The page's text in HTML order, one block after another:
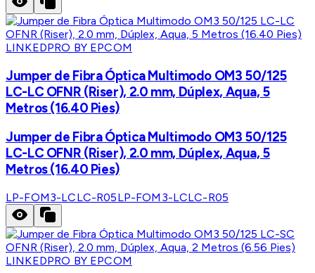
LINKEDPRO BY EPCOM
Jumper de Fibra Óptica Multimodo OM3 50/125
LC-LC OFNR (Riser), 2.0 mm, Dúplex, Aqua, 5
Metros (16.40 Pies)
Jumper de Fibra Óptica Multimodo OM3 50/125
LC-LC OFNR (Riser), 2.0 mm, Dúplex, Aqua, 5
Metros (16.40 Pies)
LP-FOM3-LCLC-R05LP-FOM3-LCLC-R05
LINKEDPRO BY EPCOM